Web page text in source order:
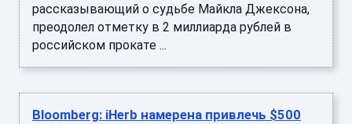
рассказывающий о судьбе Майкла Джексона,
преодолел отметку в 2 миллиарда рублей в
российском прокате ...
Bloomberg: iHerb намерена привлечь $500